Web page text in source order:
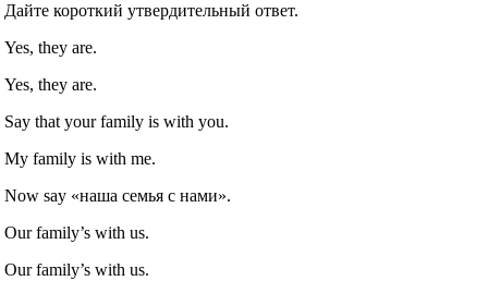
Дайте короткий утвердительный ответ.
Yes, they are.
Yes, they are.
Say that your family is with you.
My family is with me.
Now say «наша семья с нами».
Our family’s with us.
Our family’s with us.